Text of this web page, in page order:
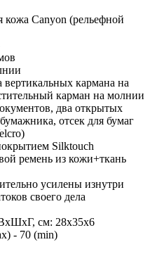
кожа Canyon (рельефной
кармана на
карман на молнии
два открытых
отсек для бумаг
Silktouch
ремень из кожи+ткань
усилены изнутри
своего дела
см: 28х35х6
- 70 (min)